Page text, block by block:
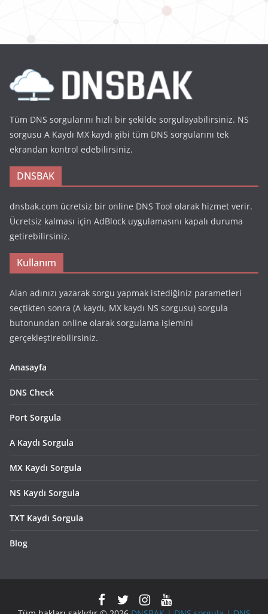
Tüm DNS sorgularını hızlı bir şekilde sorgulayabilirsiniz. NS
sorgusu A Kaydı MX kaydı gibi tüm DNS sorgularını tek
ekrandan kontrol edebilirsiniz.
DNSBAK
dnsbak.com ücretsiz bir online DNS Tool olarak hizmet verir.
Ücretsiz kalması için AdBlock uygulamasını kapalı duruma
getirebilirsiniz.
Kullanım
Alan adınızı yazarak sorgu yapmak istediğiniz parametleri
seçtikten sonra (A kaydı, MX kaydı NS sorgusu) sorgula
butonundan online olarak sorgulama işlemini
gerçekleştirebilirsiniz.
Anasayfa
DNS Check
Port Sorgula
A Kaydı Sorgula
MX Kaydı Sorgula
NS Kaydı Sorgula
TXT Kaydı Sorgula
Blog